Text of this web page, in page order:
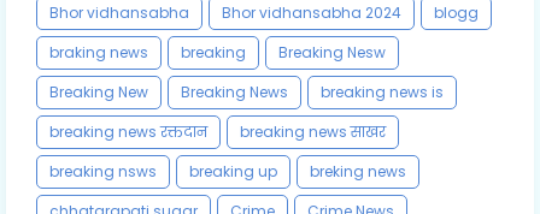
Bhor vidhansabha
Bhor vidhansabha 2024
blogg
braking news
breaking
Breaking Nesw
Breaking New
Breaking News
breaking news is
breaking news रक्तदान
breaking news साखर
breaking nsws
breaking up
breking news